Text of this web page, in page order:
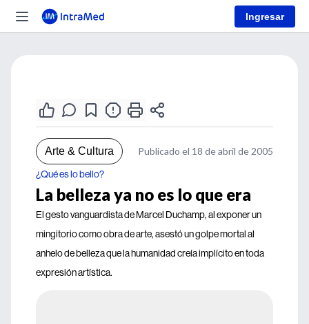
Ingresar
Arte & Cultura Publicado el 18 de abril de 2005
¿Qué es lo bello?
La belleza ya no es lo que era
El gesto vanguardista de Marcel Duchamp, al exponer un
mingitorio como obra de arte, asestó un golpe mortal al
anhelo de belleza que la humanidad creía implícito en toda
expresión artística.